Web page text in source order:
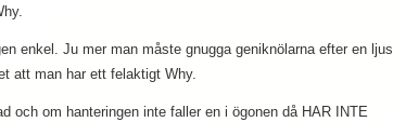
enkel. Ju mer man måste gnugga geniknölarna efter en ljus
att man har ett felaktigt Why.
och om hanteringen inte faller en i ögonen då HAR INTE